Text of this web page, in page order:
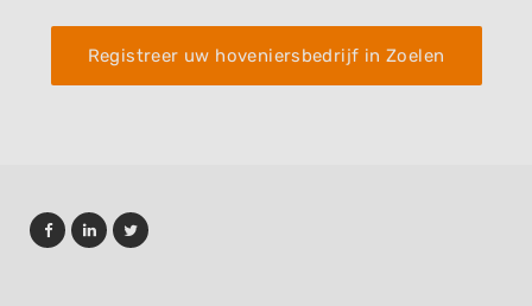
Registreer uw hoveniersbedrijf in Zoelen